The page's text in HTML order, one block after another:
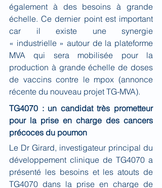
également à des besoins à grande
échelle. Ce dernier point est important
car il existe une synergie
« industrielle » autour de la plateforme
MVA qui sera mobilisée pour la
production à grande échelle de doses
de vaccins contre le mpox (annonce
récente du nouveau projet TG-MVA).
TG4070 : un candidat très prometteur
pour la prise en charge des cancers
précoces du poumon
Le Dr Girard, investigateur principal du
développement clinique de TG4070 a
présenté les besoins et les atouts de
TG4070 dans la prise en charge de